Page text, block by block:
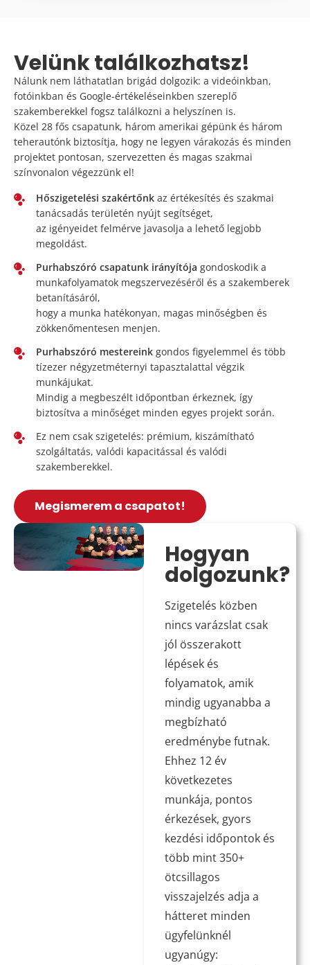
Hogyan
dolgozunk?
Szigetelés közben
nincs varázslat csak
jól összerakott
lépések és
folyamatok, amik
mindig ugyanabba a
megbízható
eredménybe futnak.
Ehhez 12 év
következetes
munkája, pontos
érkezések, gyors
kezdési időpontok és
több mint 350+
ötcsillagos
visszajelzés adja a
hátteret minden
ügyfelünknél
ugyanúgy:
Velünk találkozhatsz!
Nálunk nem láthatatlan brigád dolgozik: a videóinkban,
fotóinkban és Google-értékeléseinkben szereplő
szakemberekkel fogsz találkozni a helyszínen is.
Közel 28 fős csapatunk, három amerikai gépünk és három
teherautónk biztosítja, hogy ne legyen várakozás és minden
projektet pontosan, szervezetten és magas szakmai
színvonalon végezzünk el!
Hőszigetelési szakértőnk az értékesítés és szakmai
tanácsadás területén nyújt segítséget,
az igényeidet felmérve javasolja a lehető legjobb
megoldást.
Purhabszóró csapatunk irányítója gondoskodik a
munkafolyamatok megszervezéséről és a szakemberek
betanításáról,
hogy a munka hatékonyan, magas minőségben és
zökkenőmentesen menjen.
Purhabszóró mestereink gondos figyelemmel és több
tízezer négyzetméternyi tapasztalattal végzik
munkájukat.
Mindig a megbeszélt időpontban érkeznek, így
biztosítva a minőséget minden egyes projekt során.
Ez nem csak szigetelés: prémium, kiszámítható
szolgáltatás, valódi kapacitással és valódi
szakemberekkel.
Megismerem a csapatot!